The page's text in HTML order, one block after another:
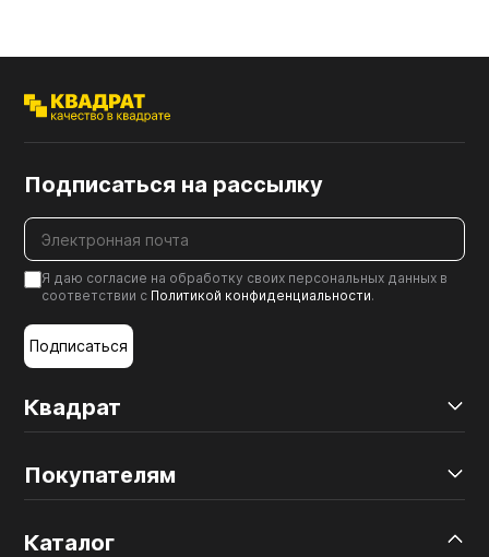
Квадрат
Покупателям
Каталог
Подписаться на рассылку
Я даю согласие на обработку своих персональных данных в
соответствии с Политикой конфиденциальности.
Подписаться